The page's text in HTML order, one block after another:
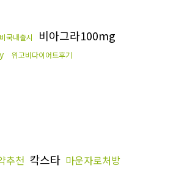
국내출시 비아그라100mg
위고비다이어트후기
추천 칵스타 마운자로처방